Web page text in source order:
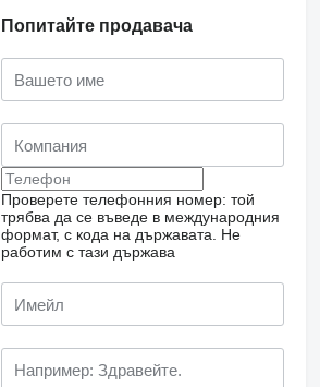
снимки
Попитайте продавача
Проверете телефонния номер: той
трябва да се въведе в международния
формат, с кода на държавата.
Не
работим с тази държава